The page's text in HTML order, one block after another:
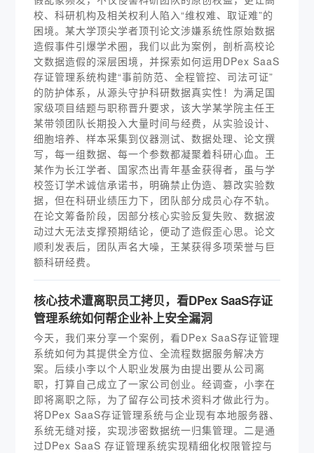
校、科研机构及相关权利人陷入“维权难、取证难”的
困境。某大学顶尖学者顶刊论文涉嫌系统性原始数据
造假事件引爆学术圈，我们以此为案例，剖析高校论
文数据造假的深层困境，并探索如何运用DPex SaaS
存证管理系统构建“事前防范、全程管控、司法可证”
的防护体系，从源头守护科研数据真实性！为满足国
家级项目结题与职称晋升要求，该大学某学院主任王
某带领团队长期投入大量时间与经费，从实验设计、
细胞培养、样本采集到仪器测试、数据处理、论文撰
写，每一组数据、每一个参数都凝聚着科研心血。王
某作为长江学者、国家杰出青年基金获得者，虽与学
校签订学术诚信承诺书，明确禁止伪造、篡改实验数
据，但在科研业绩压力下，团队部分成员心存不轨。
在论文筹备阶段，因部分核心实验反复失败、数据波
动过大无法支撑预期结论，便动了造假歪心思。论文
顺利发表后，团队声名大噪，王某获得多项荣誉与巨
额科研经费。
核心技术遭离职员工拷贝，看DPex SaaS存证
管理系统如何帮企业补上安全漏洞
今天，我们来分享一个案例，看DPex SaaS存证管理
系统如何为其提供全方位、全流程数据服务解决方
案。后续小李以个人职业发展为由提出要从公司离
职，打算自己成立了一家公司创业。经调查，小李在
即将离职之际，为了留存公司技术资料才做此行为。
将DPex SaaS存证管理系统与企业现有本地服务器、
系统无缝对接，实现涉密数据统一归集管理。二是通
过DPex SaaS 存证管理系统实现精细化权限管控与